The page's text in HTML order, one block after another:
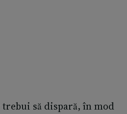
trebui să dispară, în mod